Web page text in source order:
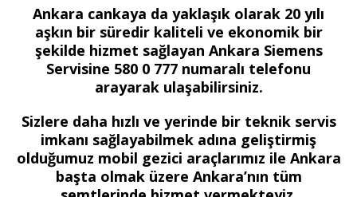
Ankara cankaya da yaklaşık olarak 20 yılı
aşkın bir süredir kaliteli ve ekonomik bir
şekilde hizmet sağlayan Ankara Siemens
Servisine 580 0 777 numaralı telefonu
arayarak ulaşabilirsiniz.
Sizlere daha hızlı ve yerinde bir teknik servis
imkanı sağlayabilmek adına geliştirmiş
olduğumuz mobil gezici araçlarımız ile Ankara
başta olmak üzere Ankara’nın tüm